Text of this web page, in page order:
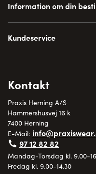
Information om din
Kundeservice
Kontakt
Praxis Herning A/S
Hammershusvej 16 k
7400 Herning
E-Mail:
97 12 82 82
Mandag-Torsdag kl. 9.00-
Fredag kl. 9.00-14.30